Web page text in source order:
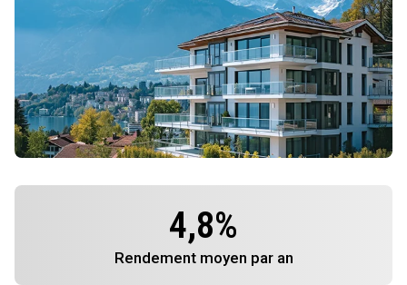
4,8%
Rendement moyen par an